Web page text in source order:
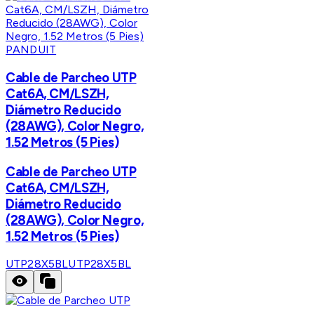
PANDUIT
Cable de Parcheo UTP
Cat6A, CM/LSZH,
Diámetro Reducido
(28AWG), Color Negro,
1.52 Metros (5 Pies)
Cable de Parcheo UTP
Cat6A, CM/LSZH,
Diámetro Reducido
(28AWG), Color Negro,
1.52 Metros (5 Pies)
UTP28X5BLUTP28X5BL